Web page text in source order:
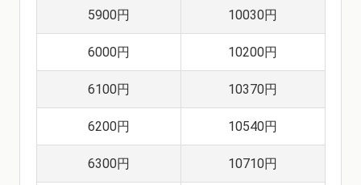
5900円 10030円
6000円 10200円
6100円 10370円
6200円 10540円
6300円 10710円